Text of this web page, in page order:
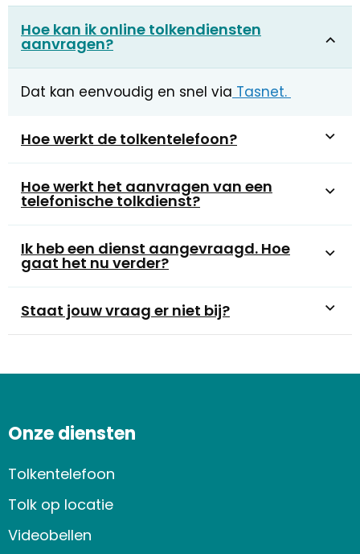
Hoe kan ik online tolkendiensten
aanvragen?
Dat kan eenvoudig en snel via Tasnet.
Hoe werkt de tolkentelefoon?
Hoe werkt het aanvragen van een
telefonische tolkdienst?
Ik heb een dienst aangevraagd. Hoe
gaat het nu verder?
Staat jouw vraag er niet bij?
Onze diensten
Tolkentelefoon
Tolk op locatie
Videobellen